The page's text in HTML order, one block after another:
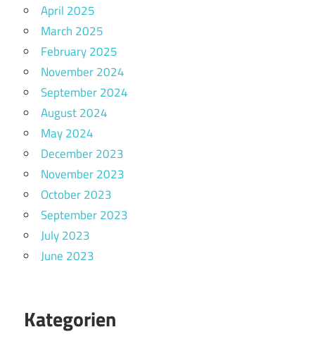
April 2025
March 2025
February 2025
November 2024
September 2024
August 2024
May 2024
December 2023
November 2023
October 2023
September 2023
July 2023
June 2023
Kategorien